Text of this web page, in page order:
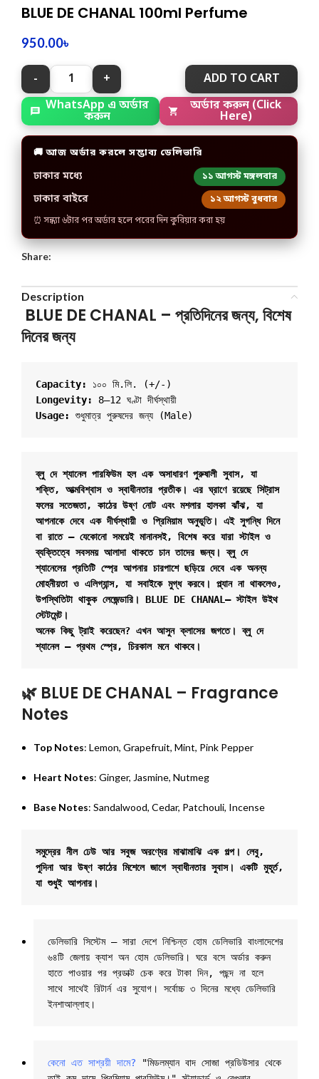
BLUE DE CHANAL 100ml Perfume
950.00৳
ADD TO CART
WhatsApp এ অর্ডার
করুন
অর্ডার করুন (Click
Here)
🚚 আজ অর্ডার করলে সম্ভাব্য ডেলিভারি
ঢাকার মধ্যে ১১ আগস্ট মঙ্গলবার
ঢাকার বাইরে ১২ আগস্ট বুধবার
⏰ সন্ধ্যা ৬টার পর অর্ডার হলে পরের দিন কুরিয়ার করা হয়
Share:
Description
BLUE DE CHANAL – প্রতিদিনের জন্য, বিশেষ
দিনের জন্য
Capacity:
১০০ মি.লি. (+/-)
Longevity:
8–12 ঘণ্টা দীর্ঘস্থায়ী
Usage:
ব্লু দে শ্যানেল পারফিউম হল এক অসাধারণ পুরুষালী সুবাস, যা
শক্তি, আত্মবিশ্বাস ও স্বাধীনতার প্রতীক। এর ঘ্রাণে রয়েছে সিট্রাস
ফলের সতেজতা, কাঠের উষ্ণ নোট এবং মশলার হালকা ঝাঁঝ, যা
আপনাকে দেবে এক দীর্ঘস্থায়ী ও প্রিমিয়াম অনুভূতি। এই সুগন্ধি দিনে
বা রাতে – যেকোনো সময়েই মানানসই, বিশেষ করে যারা স্টাইল ও
ব্যক্তিত্বে সবসময় আলাদা থাকতে চান তাদের জন্য। ব্লু দে
শ্যানেলের প্রতিটি স্প্রে আপনার চারপাশে ছড়িয়ে দেবে এক অনন্য
মোহনীয়তা ও এলিগ্যান্স, যা সবাইকে মুগ্ধ করবে। প্ল্যান না থাকলেও,
উপস্থিতিটা থাকুক লেজেন্ডারি। BLUE DE CHANAL— স্টাইল উইথ
অনেক কিছু ট্রাই করেছেন? এখন আসুন ক্লাসের জগতে। ব্লু দে
শ্যানেল — প্রথম স্প্রে, চিরকাল মনে থাকবে।
🌿 BLUE DE CHANAL – Fragrance
Notes
Top Notes: Lemon, Grapefruit, Mint, Pink Pepper
Heart Notes: Ginger, Jasmine, Nutmeg
Base Notes: Sandalwood, Cedar, Patchouli, Incense
সমুদ্রের নীল ঢেউ আর সবুজ অরণ্যের মাঝামাঝি এক গল্প। লেবু,
পুদিনা আর উষ্ণ কাঠের মিশেলে জাগে স্বাধীনতার সুবাস। একটি মুহূর্ত,
ডেলিভারি সিস্টেম – সারা দেশে নিশ্চিন্ত হোম ডেলিভারি বাংলাদেশের
৬৪টি জেলায় ক্যাশ অন হোম ডেলিভারি। ঘরে বসে অর্ডার করুন
হাতে পাওয়ার পর প্রডাক্ট চেক করে টাকা দিন, পছন্দ না হলে
সাথে সাথেই রিটার্ন এর সুযোগ। সর্বোচ্চ ৩ দিনের মধ্যে ডেলিভারি
ইনশাআল্লাহ।
কেনো এত সাশ্রয়ী দামে? "মিডলম্যান বাদ সোজা প্রডিউসার থেকে